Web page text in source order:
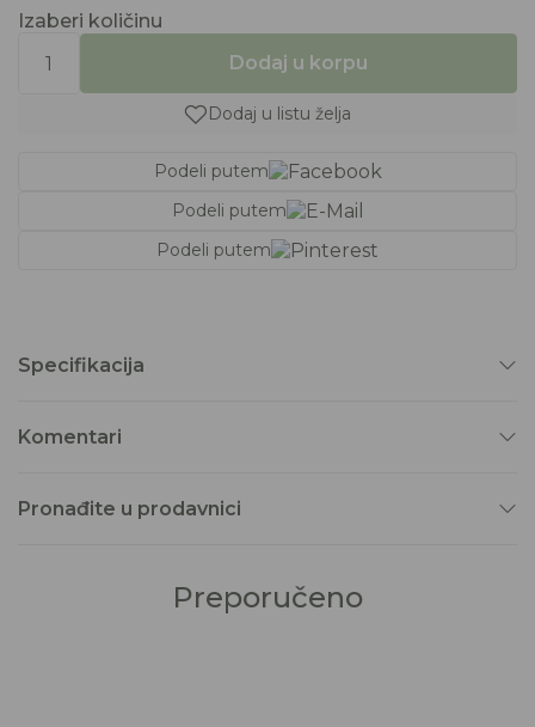
Izaberi količinu
Dodaj u korpu
Dodaj u listu želja
Podeli putem
Podeli putem
Podeli putem
Specifikacija
Komentari
Pronađite u prodavnici
Preporučeno